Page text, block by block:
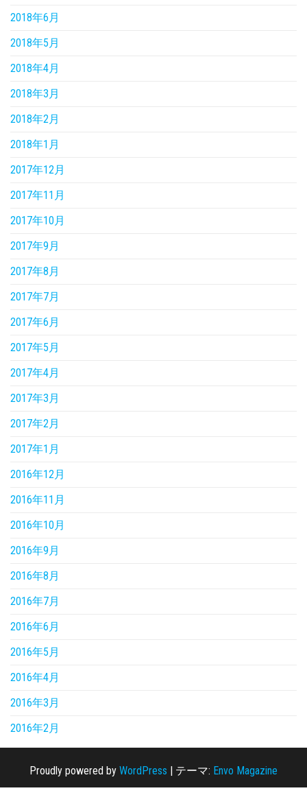
2018年6月
2018年5月
2018年4月
2018年3月
2018年2月
2018年1月
2017年12月
2017年11月
2017年10月
2017年9月
2017年8月
2017年7月
2017年6月
2017年5月
2017年4月
2017年3月
2017年2月
2017年1月
2016年12月
2016年11月
2016年10月
2016年9月
2016年8月
2016年7月
2016年6月
2016年5月
2016年4月
2016年3月
2016年2月
Proudly powered by WordPress | テーマ: Envo Magazine